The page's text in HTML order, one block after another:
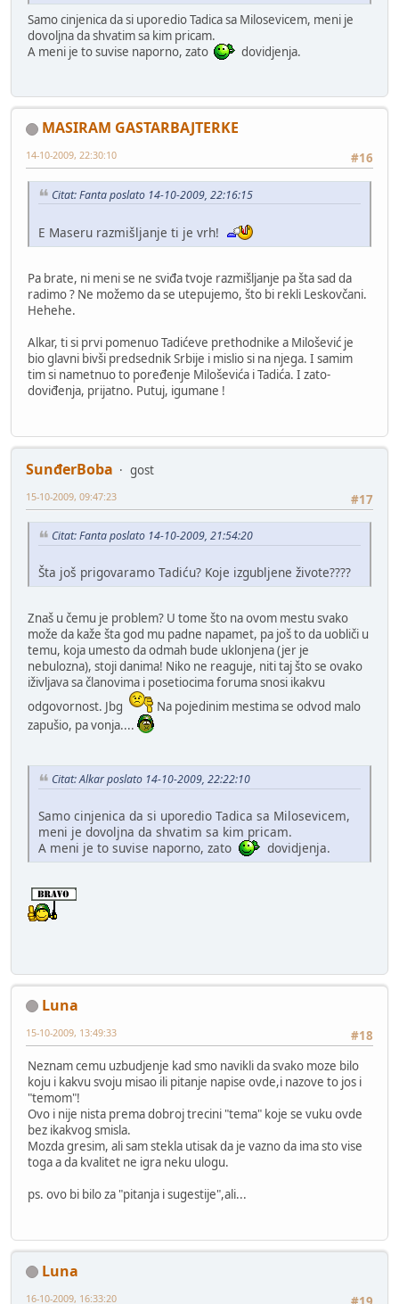
Samo cinjenica da si uporedio Tadica sa Milosevicem, meni je
dovoljna da shvatim sa kim pricam.
A meni je to suvise naporno, zato
dovidjenja.
MASIRAM GASTARBAJTERKE
#16
14-10-2009, 22:30:10
Citat: Fanta poslato 14-10-2009, 22:16:15
E Maseru razmišljanje ti je vrh!
Pa brate, ni meni se ne sviđa tvoje razmišljanje pa šta sad da
radimo ? Ne možemo da se utepujemo, što bi rekli Leskovčani.
Hehehe.
Alkar, ti si prvi pomenuo Tadićeve prethodnike a Milošević je
bio glavni bivši predsednik Srbije i mislio si na njega. I samim
tim si nametnuo to poređenje Miloševića i Tadića. I zato-
doviđenja, prijatno. Putuj, igumane !
SunđerBoba
gost
#17
15-10-2009, 09:47:23
Citat: Fanta poslato 14-10-2009, 21:54:20
Šta još prigovaramo Tadiću? Koje izgubljene živote????
Znaš u čemu je problem? U tome što na ovom mestu svako
može da kaže šta god mu padne napamet, pa još to da uobliči u
temu, koja umesto da odmah bude uklonjena (jer je
nebulozna), stoji danima! Niko ne reaguje, niti taj što se ovako
iživljava sa članovima i posetiocima foruma snosi ikakvu
odgovornost. Jbg
Na pojedinim mestima se odvod malo
zapušio, pa vonja....
Citat: Alkar poslato 14-10-2009, 22:22:10
Samo cinjenica da si uporedio Tadica sa Milosevicem,
meni je dovoljna da shvatim sa kim pricam.
A meni je to suvise naporno, zato
dovidjenja.
Luna
#18
15-10-2009, 13:49:33
Neznam cemu uzbudjenje kad smo navikli da svako moze bilo
koju i kakvu svoju misao ili pitanje napise ovde,i nazove to jos i
"temom"!
Ovo i nije nista prema dobroj trecini "tema" koje se vuku ovde
bez ikakvog smisla.
Mozda gresim, ali sam stekla utisak da je vazno da ima sto vise
toga a da kvalitet ne igra neku ulogu.
ps. ovo bi bilo za "pitanja i sugestije",ali...
Luna
16-10-2009, 16:33:20